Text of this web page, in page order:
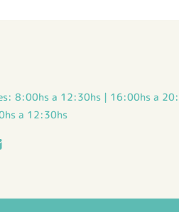
8:00hs a 12:30hs | 16:00hs a
a 12:30hs